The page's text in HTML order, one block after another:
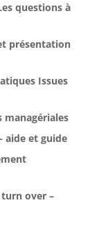
questions à
présentation
Issues
managériales
aide et guide
over –